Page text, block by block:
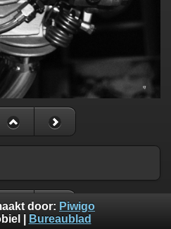
door: Piwigo
Bureaublad